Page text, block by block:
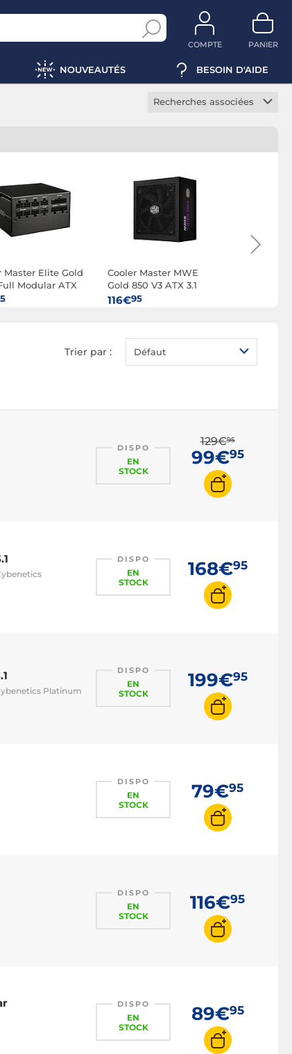
COMPTE PANIER
NOUVEAUTÉS BESOIN D'AIDE
Recherches associées
Alimentation SFX
Alimentation ATX
Alimentation active
Alimentation serveur
Bronze
Alimentation 500W
Alimentation 550W
Alimentation 1000W
Alimentation 1200W
Alimentation PC blanche
Master Elite Gold
Modular ATX
Cooler Master MWE
Gold 850 V3 ATX 3.1
116€95
Trier par : Défaut
DISPO
EN
STOCK
129€95
99€95
DISPO
EN
STOCK
168€95
Platinum
DISPO
EN
STOCK
199€95
DISPO
EN
STOCK
79€95
DISPO
EN
STOCK
116€95
DISPO
EN
STOCK
89€95